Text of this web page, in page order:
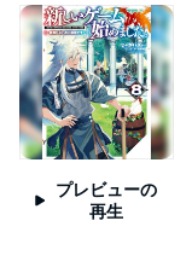
プレビューの
再生